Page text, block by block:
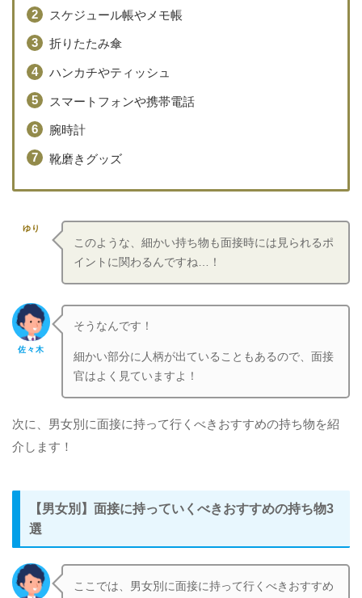
スケジュール帳やメモ帳
折りたたみ傘
ハンカチやティッシュ
スマートフォンや携帯電話
腕時計
靴磨きグッズ
ゆり
このような、細かい持ち物も面接時には見られるポ
イントに関わるんですね…！
佐々木
そうなんです！
細かい部分に人柄が出ていることもあるので、面接
官はよく見ていますよ！
次に、男女別に面接に持って行くべきおすすめの持ち物を紹
介します！
【男女別】面接に持っていくべきおすすめの持ち物3
選
ここでは、男女別に面接に持って行くべきおすすめ